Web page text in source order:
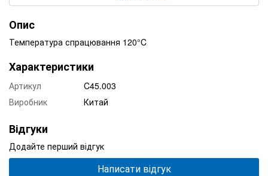
Опис
Температура спрацювання 120°C
Характеристики
Артикул
C45.003
Виробник
Китай
Відгуки
Додайте перший відгук
Написати відгук